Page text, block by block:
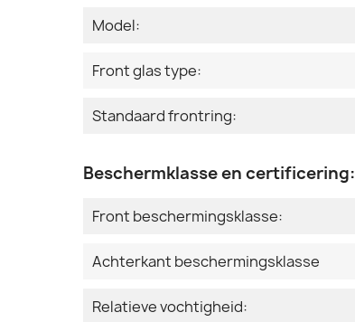
Model:
Front glas type:
Standaard frontring:
Beschermklasse en certificering:
Front beschermingsklasse:
Achterkant beschermingsklasse
Relatieve vochtigheid: